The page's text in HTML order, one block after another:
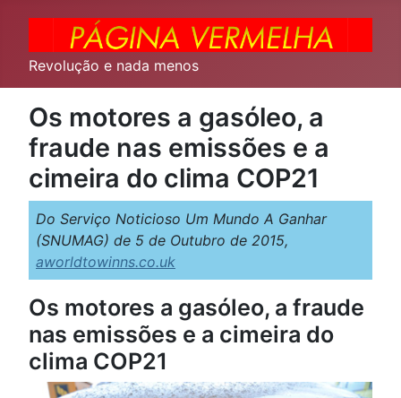
Revolução e nada menos
Os motores a gasóleo, a
fraude nas emissões e a
cimeira do clima COP21
Do Serviço Noticioso Um Mundo A Ganhar
(SNUMAG) de 5 de Outubro de 2015,
aworldtowinns.co.uk
Os motores a gasóleo, a fraude
nas emissões e a cimeira do
clima COP21